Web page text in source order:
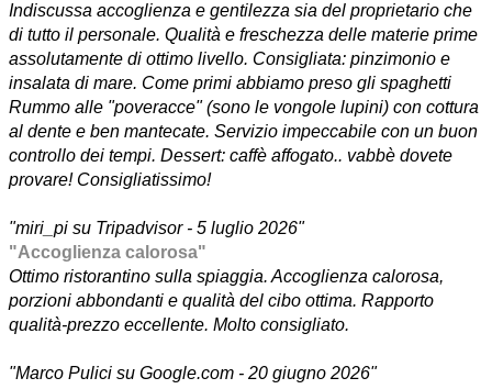
Indiscussa accoglienza e gentilezza sia del proprietario che
di tutto il personale. Qualità e freschezza delle materie prime
assolutamente di ottimo livello. Consigliata: pinzimonio e
insalata di mare. Come primi abbiamo preso gli spaghetti
Rummo alle "poveracce" (sono le vongole lupini) con cottura
al dente e ben mantecate. Servizio impeccabile con un buon
controllo dei tempi. Dessert: caffè affogato.. vabbè dovete
provare! Consigliatissimo!
"miri_pi su Tripadvisor - 5 luglio 2026"
"Accoglienza calorosa"
Ottimo ristorantino sulla spiaggia. Accoglienza calorosa,
porzioni abbondanti e qualità del cibo ottima. Rapporto
qualità-prezzo eccellente. Molto consigliato.
"Marco Pulici su Google.com - 20 giugno 2026"